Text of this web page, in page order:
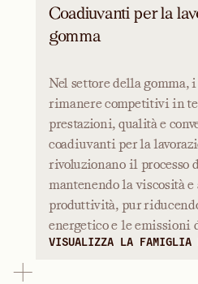
Coadiuvanti per la
gomma
Nel settore della gomma,
rimanere competitivi in
prestazioni, qualità e
coadiuvanti per la
rivoluzionano il processo
mantenendo la viscosità
produttività, pur
energetico e le emissioni
VISUALIZZA LA FAMIGLIA